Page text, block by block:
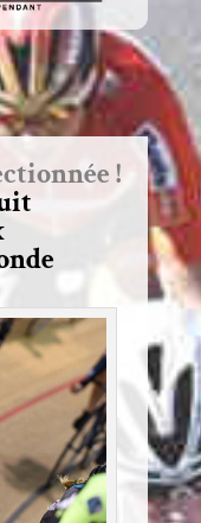
!